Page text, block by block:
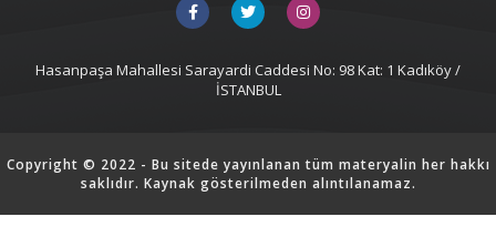
Hasanpaşa Mahallesi Sarayardi Caddesi No: 98 Kat: 1 Kadıköy /
İSTANBUL
Copyright © 2022 - Bu sitede yayınlanan tüm materyalin her hakkı
saklıdır. Kaynak gösterilmeden alıntılanamaz.